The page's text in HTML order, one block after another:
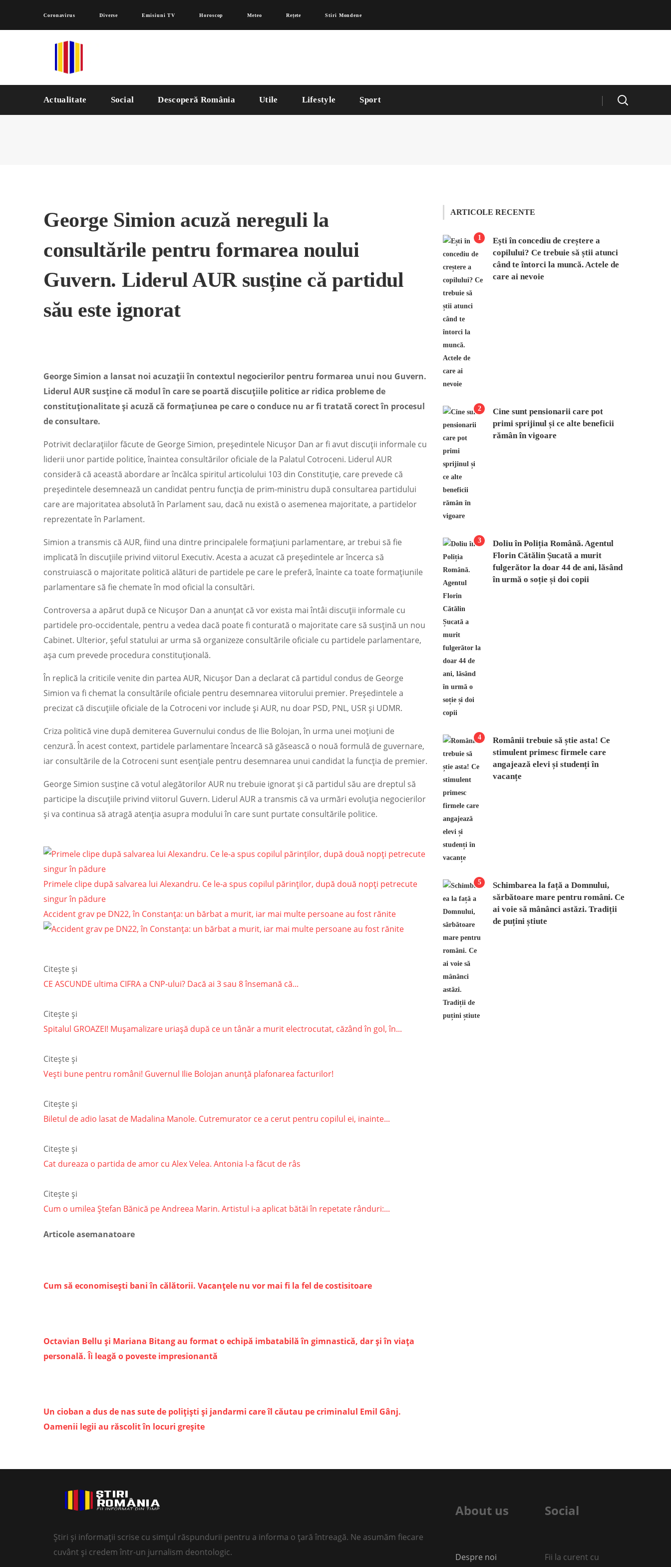
Coronavirus Diverse Emisiuni TV Horoscop Meteo Rețete Stiri Mondene
Actualitate Social Descoperă România Utile Lifestyle Sport
George Simion acuză nereguli la
consultările pentru formarea noului
Guvern. Liderul AUR susține că partidul
său este ignorat
George Simion a lansat noi acuzații în contextul negocierilor pentru formarea unui nou Guvern.
Liderul AUR susține că modul în care se poartă discuțiile politice ar ridica probleme de
constituționalitate și acuză că formațiunea pe care o conduce nu ar fi tratată corect în procesul
de consultare.
Potrivit declarațiilor făcute de George Simion, președintele Nicușor Dan ar fi avut discuții informale cu
liderii unor partide politice, înaintea consultărilor oficiale de la Palatul Cotroceni. Liderul AUR
consideră că această abordare ar încălca spiritul articolului 103 din Constituție, care prevede că
președintele desemnează un candidat pentru funcția de prim-ministru după consultarea partidului
care are majoritatea absolută în Parlament sau, dacă nu există o asemenea majoritate, a partidelor
reprezentate în Parlament.
Simion a transmis că AUR, fiind una dintre principalele formațiuni parlamentare, ar trebui să fie
implicată în discuțiile privind viitorul Executiv. Acesta a acuzat că președintele ar încerca să
construiască o majoritate politică alături de partidele pe care le preferă, înainte ca toate formațiunile
parlamentare să fie chemate în mod oficial la consultări.
Controversa a apărut după ce Nicușor Dan a anunțat că vor exista mai întâi discuții informale cu
partidele pro-occidentale, pentru a vedea dacă poate fi conturată o majoritate care să susțină un nou
Cabinet. Ulterior, șeful statului ar urma să organizeze consultările oficiale cu partidele parlamentare,
așa cum prevede procedura constituțională.
În replică la criticile venite din partea AUR, Nicușor Dan a declarat că partidul condus de George
Simion va fi chemat la consultările oficiale pentru desemnarea viitorului premier. Președintele a
precizat că discuțiile oficiale de la Cotroceni vor include și AUR, nu doar PSD, PNL, USR și UDMR.
Criza politică vine după demiterea Guvernului condus de Ilie Bolojan, în urma unei moțiuni de
cenzură. În acest context, partidele parlamentare încearcă să găsească o nouă formulă de guvernare,
iar consultările de la Cotroceni sunt esențiale pentru desemnarea unui candidat la funcția de premier.
George Simion susține că votul alegătorilor AUR nu trebuie ignorat și că partidul său are dreptul să
participe la discuțiile privind viitorul Guvern. Liderul AUR a transmis că va urmări evoluția negocierilor
și va continua să atragă atenția asupra modului în care sunt purtate consultările politice.
Primele clipe după salvarea lui Alexandru. Ce le-a spus copilul părinților, după două nopți petrecute
singur în pădure
Accident grav pe DN22, în Constanța: un bărbat a murit, iar mai multe persoane au fost rănite
Citește și
CE ASCUNDE ultima CIFRA a CNP-ului? Dacă ai 3 sau 8 însemană că...
Citește și
Spitalul GROAZEI! Mușamalizare uriașă după ce un tânăr a murit electrocutat, căzând în gol, în...
Citește și
Vești bune pentru români! Guvernul Ilie Bolojan anunță plafonarea facturilor!
Citește și
Biletul de adio lasat de Madalina Manole. Cutremurator ce a cerut pentru copilul ei, inainte...
Citește și
Cat dureaza o partida de amor cu Alex Velea. Antonia l-a făcut de râs
Citește și
Cum o umilea Ștefan Bănică pe Andreea Marin. Artistul i-a aplicat bătăi în repetate rânduri:...
Articole asemanatoare
Cum să economisești bani în călătorii. Vacanțele nu vor mai fi la fel de costisitoare
Octavian Bellu și Mariana Bitang au format o echipă imbatabilă în gimnastică, dar și în viața
personală. Îi leagă o poveste impresionantă
Un cioban a dus de nas sute de polițiști și jandarmi care îl căutau pe criminalul Emil Gânj.
Oamenii legii au răscolit în locuri greșite
ARTICOLE RECENTE
1
Ești în concediu de creștere a
copilului? Ce trebuie să știi atunci
când te întorci la muncă. Actele de
care ai nevoie
2
Cine sunt pensionarii care pot
primi sprijinul și ce alte beneficii
rămân în vigoare
3
Doliu în Poliția Română. Agentul
Florin Cătălin Șucată a murit
fulgerător la doar 44 de ani, lăsând
în urmă o soție și doi copii
4
Românii trebuie să știe asta! Ce
stimulent primesc firmele care
angajează elevi și studenți în
vacanțe
5
Schimbarea la față a Domnului,
sărbătoare mare pentru români. Ce
ai voie să mânânci astăzi. Tradiții
de puțini știute
Știri și informații scrise cu simțul răspundurii pentru a informa o țară întreagă. Ne asumăm fiecare
cuvânt și credem într-un jurnalism deontologic.
About us
Despre noi
Social
Fii la curent cu